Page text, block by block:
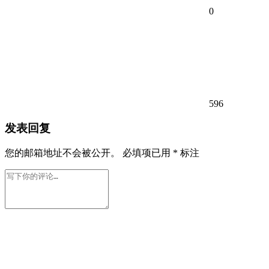
0
596
发表回复
您的邮箱地址不会被公开。 必填项已用 * 标注